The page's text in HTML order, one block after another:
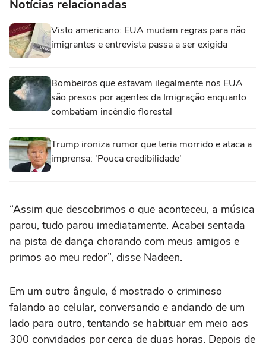
Notícias relacionadas
Visto americano: EUA mudam regras para não
imigrantes e entrevista passa a ser exigida
Bombeiros que estavam ilegalmente nos EUA
são presos por agentes da Imigração enquanto
combatiam incêndio florestal
Trump ironiza rumor que teria morrido e ataca a
imprensa: 'Pouca credibilidade'
“Assim que descobrimos o que aconteceu, a música
parou, tudo parou imediatamente. Acabei sentada
na pista de dança chorando com meus amigos e
primos ao meu redor”, disse Nadeen.
Em um outro ângulo, é mostrado o criminoso
falando ao celular, conversando e andando de um
lado para outro, tentando se habituar em meio aos
300 convidados por cerca de duas horas. Depois de